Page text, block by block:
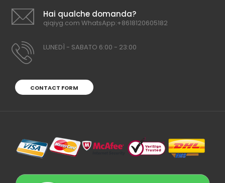
Hai qualche domanda?
qiqiyg.com WhatsApp:+8618120605182
LUNEDÌ - SABATO 6:00 - 23:00
CONTACT FORM